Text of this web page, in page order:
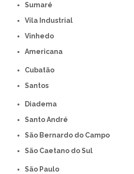
Sumaré
Vila Industrial
Vinhedo
americana
Cubatão
Santos
Diadema
Santo André
São Bernardo do Campo
São Caetano do Sul
São Paulo